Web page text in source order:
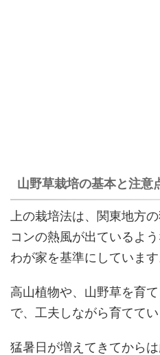
山野草栽培の基本と注意
上の栽培法は、関東地方
コンの熱風が出ているよ
わが家を基準にしています
高山植物や、山野草を育
で、工夫しながら育ててい
猛暑日が増えてきてから